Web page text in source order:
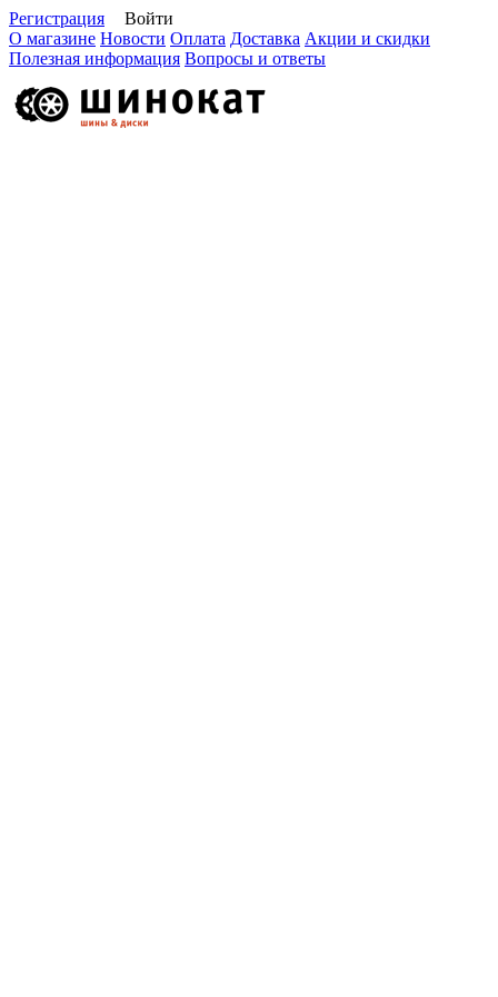
Регистрация
Войти
О магазине Новости Оплата Доставка Акции и скидки
Полезная информация Вопросы и ответы